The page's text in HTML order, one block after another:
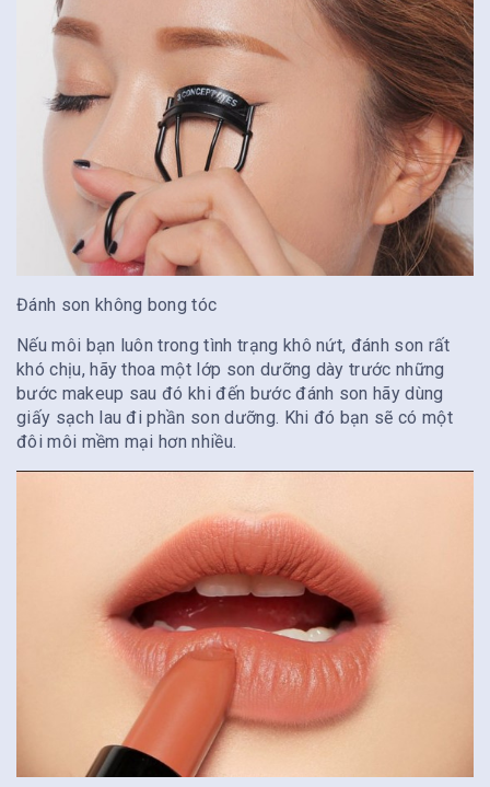
Đánh son không bong tóc
Nếu môi bạn luôn trong tình trạng khô nứt, đánh son rất
khó chịu, hãy thoa một lớp son dưỡng dày trước những
bước makeup sau đó khi đến bước đánh son hãy dùng
giấy sạch lau đi phần son dưỡng. Khi đó bạn sẽ có một
đôi môi mềm mại hơn nhiều.